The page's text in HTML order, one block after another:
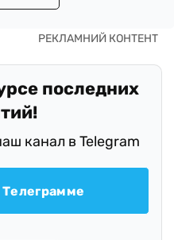
последних
канал в Telegram